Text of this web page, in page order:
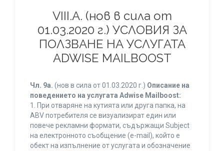
VIII.A. (нов в сила от
01.03.2020 г.) УСЛОВИЯ ЗА
ПОЛЗВАНЕ НА УСЛУГАТА
ADWISE MAILBOOST
Чл. 9а. (нов в сила от 01.03.2020 г.) Описание на
поведението на услугата Adwise Mailboost:
1. При отваряне на кутията или друга папка, на
ABV потребителя се визуализират един или
повече рекламни формати, съдържащи Subject
на електронното съобщение (e-mail), който е
обект на изпълнение от услугата и обозначение